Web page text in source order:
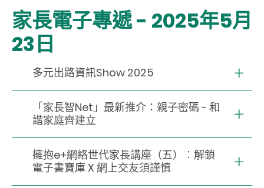
家長電子專遞 - 2025年5月
23日
多元出路資訊Show 2025
「家長智Net」最新推介：親子密碼 - 和
諧家庭齊建立
擁抱e+網絡世代家長講座（五）︰解鎖
電子書寶庫 X 網上交友須謹慎